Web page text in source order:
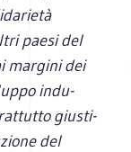
paesi del
mar­gini dei
indu­
giu­sti­
del